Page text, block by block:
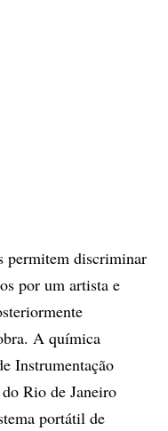
permitem discriminar
por um artista e
A química
Instrumentação
Rio de Janeiro
portátil de